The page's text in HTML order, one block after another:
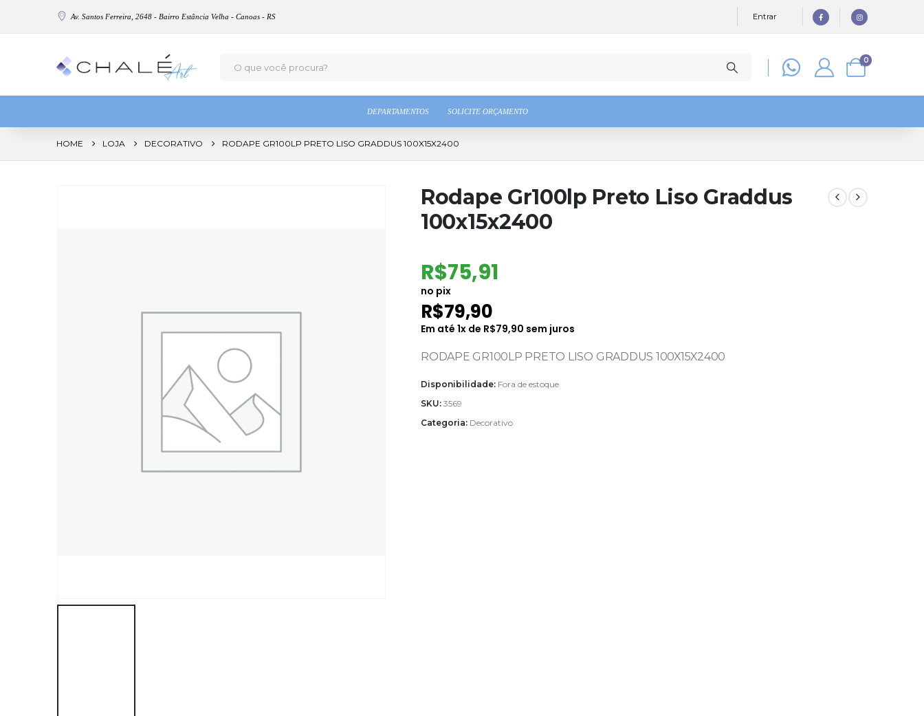
Av. Santos Ferreira, 2648 - Bairro Estância Velha - Canoas - RS Entrar
0
DEPARTAMENTOS SOLICITE ORÇAMENTO
HOME LOJA DECORATIVO RODAPE GR100LP PRETO LISO GRADDUS 100X15X2400
Rodape Gr100lp Preto Liso Graddus
100x15x2400
R$75,91
no pix
R$79,90
Em até 1x de R$79,90 sem juros
RODAPE GR100LP PRETO LISO GRADDUS 100X15X2400
Disponibilidade: Fora de estoque
SKU: 3569
Categoria: Decorativo